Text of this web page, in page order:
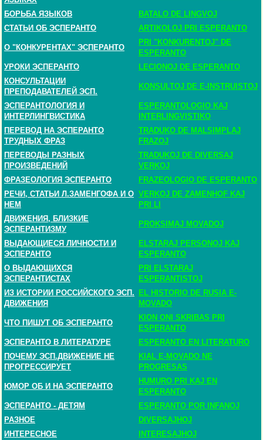
БОРЬБА ЯЗЫКОВ
BATALO DE LINGVOJ
СТАТЬИ ОБ ЭСПЕРАНТО
ARTIKOLOJ PRI ESPERANTO
О "КОНКУРЕНТАХ" ЭСПЕРАНТО
PRI "KONKURENTOJ" DE
ESPERANTO
УРОКИ ЭСПЕРАНТО
LECIONOJ DE ESPERANTO
КОНСУЛЬТАЦИИ
ПРЕПОДАВАТЕЛЕЙ ЭСП.
KONSULTOJ DE E-INSTRUISTOJ
ЭСПЕРАНТОЛОГИЯ И
ИНТЕРЛИНГВИСТИКА
ESPERANTOLOGIO KAJ
INTERLINGVISTIKO
ПЕРЕВОД НА ЭСПЕРАНТО
ТРУДНЫХ ФРАЗ
TRADUKO DE MALSIMPLAJ
FRAZOJ
ПЕРЕВОДЫ РАЗНЫХ
ПРОИЗВЕДЕНИЙ
TRADUKOJ DE DIVERSAJ
VERKOJ
ФРАЗЕОЛОГИЯ ЭСПЕРАНТО
FRAZEOLOGIO DE ESPERANTO
РЕЧИ, СТАТЬИ Л.ЗАМЕНГОФА И О
НЕМ
VERKOJ DE ZAMENHOF KAJ
PRI LI
ДВИЖЕНИЯ, БЛИЗКИЕ
ЭСПЕРАНТИЗМУ
PROKSIMAJ MOVADOJ
ВЫДАЮЩИЕСЯ ЛИЧНОСТИ И
ЭСПЕРАНТО
ELSTARAJ PERSONOJ KAJ
ESPERANTO
О ВЫДАЮЩИХСЯ
ЭСПЕРАНТИСТАХ
PRI ELSTARAJ
ESPERANTISTOJ
ИЗ ИСТОРИИ РОССИЙСКОГО ЭСП.
ДВИЖЕНИЯ
EL HISTORIO DE RUSIA E-
MOVADO
ЧТО ПИШУТ ОБ ЭСПЕРАНТО
KION ONI SKRIBAS PRI
ESPERANTO
ЭСПЕРАНТО В ЛИТЕРАТУРЕ
ESPERANTO EN LITERATURO
ПОЧЕМУ ЭСП.ДВИЖЕНИЕ НЕ
ПРОГРЕССИРУЕТ
KIAL E-MOVADO NE
PROGRESAS
ЮМОР ОБ И НА ЭСПЕРАНТО
HUMURO PRI KAJ EN
ESPERANTO
ЭСПЕРАНТО - ДЕТЯМ
ESPERANTO POR INFANOJ
РАЗНОЕ
DIVERSAJHOJ
ИНТЕРЕСНОЕ
INTERESAJHOJ